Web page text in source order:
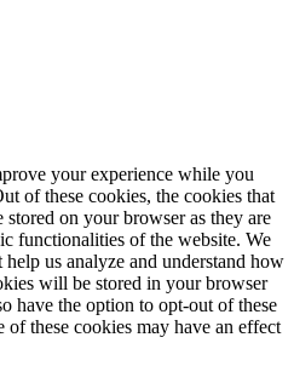
your experience while you
of these cookies, the cookies that
stored on your browser as they are
functionalities of the website. We
us analyze and understand how
will be stored in your browser
have the option to opt-out of these
these cookies may have an effect